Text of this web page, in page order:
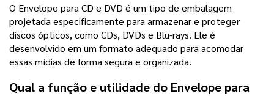
O Envelope para CD e DVD é um tipo de embalagem
projetada especificamente para armazenar e proteger
discos ópticos, como CDs, DVDs e Blu-rays. Ele é
desenvolvido em um formato adequado para acomodar
essas mídias de forma segura e organizada.
Qual a função e utilidade do Envelope para